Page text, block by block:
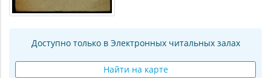
Доступно только в Электронных читальных залах
Найти на карте